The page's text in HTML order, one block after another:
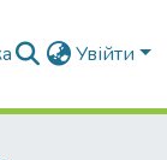
Увійти